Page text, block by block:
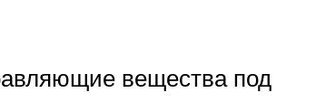
вещества под